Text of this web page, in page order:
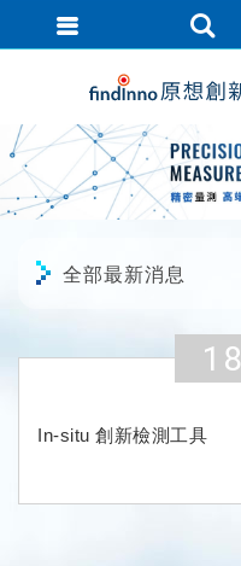
全部最新消息
18
In-situ 創新檢測工具